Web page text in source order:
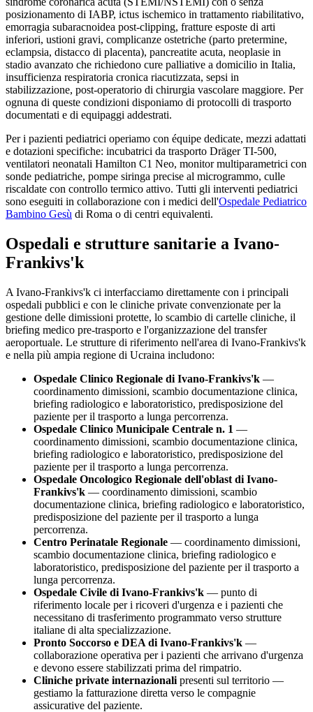
posizionamento di IABP, ictus ischemico in trattamento riabilitativo,
emorragia subaracnoidea post-clipping, fratture esposte di arti
inferiori, ustioni gravi, complicanze ostetriche (parto pretermine,
eclampsia, distacco di placenta), pancreatite acuta, neoplasie in
stadio avanzato che richiedono cure palliative a domicilio in Italia,
insufficienza respiratoria cronica riacutizzata, sepsi in
stabilizzazione, post-operatorio di chirurgia vascolare maggiore. Per
ognuna di queste condizioni disponiamo di protocolli di trasporto
documentati e di equipaggi addestrati.
Per i pazienti pediatrici operiamo con équipe dedicate, mezzi adattati
e dotazioni specifiche: incubatrici da trasporto Dräger TI-500,
ventilatori neonatali Hamilton C1 Neo, monitor multiparametrici con
sonde pediatriche, pompe siringa precise al microgrammo, culle
riscaldate con controllo termico attivo. Tutti gli interventi pediatrici
sono eseguiti in collaborazione con i medici dell'Ospedale Pediatrico
Bambino Gesù di Roma o di centri equivalenti.
Ospedali e strutture sanitarie a Ivano-
Frankivs'k
A Ivano-Frankivs'k ci interfacciamo direttamente con i principali
ospedali pubblici e con le cliniche private convenzionate per la
gestione delle dimissioni protette, lo scambio di cartelle cliniche, il
briefing medico pre-trasporto e l'organizzazione del transfer
aeroportuale. Le strutture di riferimento nell'area di Ivano-Frankivs'k
e nella più ampia regione di Ucraina includono:
Ospedale Clinico Regionale di Ivano-Frankivs'k —
coordinamento dimissioni, scambio documentazione clinica,
briefing radiologico e laboratoristico, predisposizione del
paziente per il trasporto a lunga percorrenza.
Ospedale Clinico Municipale Centrale n. 1 —
coordinamento dimissioni, scambio documentazione clinica,
briefing radiologico e laboratoristico, predisposizione del
paziente per il trasporto a lunga percorrenza.
Ospedale Oncologico Regionale dell'oblast di Ivano-
Frankivs'k — coordinamento dimissioni, scambio
documentazione clinica, briefing radiologico e laboratoristico,
predisposizione del paziente per il trasporto a lunga
percorrenza.
Centro Perinatale Regionale — coordinamento dimissioni,
scambio documentazione clinica, briefing radiologico e
laboratoristico, predisposizione del paziente per il trasporto a
lunga percorrenza.
Ospedale Civile di Ivano-Frankivs'k — punto di
riferimento locale per i ricoveri d'urgenza e i pazienti che
necessitano di trasferimento programmato verso strutture
italiane di alta specializzazione.
Pronto Soccorso e DEA di Ivano-Frankivs'k —
collaborazione operativa per i pazienti che arrivano d'urgenza
e devono essere stabilizzati prima del rimpatrio.
Cliniche private internazionali presenti sul territorio —
gestiamo la fatturazione diretta verso le compagnie
assicurative del paziente.